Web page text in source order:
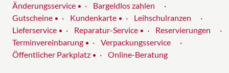
Änderungsservice
Bargeldlos zahlen
Gutscheine
Kundenkarte
Leihschulranzen
Lieferservice
Reparatur-Service
Reservierungen
Terminvereinbarung
Verpackungsservice
Öffentlicher Parkplatz
Online-Beratung